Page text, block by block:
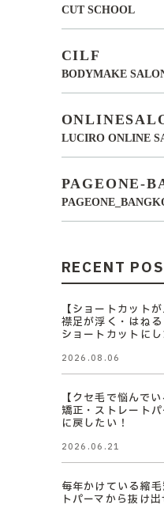
CUT SCHOOL
CILF
BODYMAKE
LUCIRO ONLINE
PAGEONE-
RECENT
【ショートカット
襟足が浮く・はね
ショートカットに
2026.08.06
【クセ毛で悩んで
矯正・ストレート
に戻したい！
2026.06.21
毎年かけている縮
トパーマから抜け